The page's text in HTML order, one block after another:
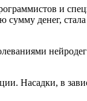
и
денег,
Насадки, в